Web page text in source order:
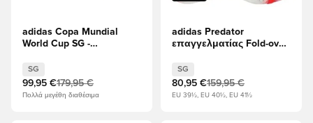
adidas Copa Mundial
World Cup SG -
μαύρο/Χρυσό Μεταλλικό
SG
99,95 €179,95 €
Πολλά μεγέθη διαθέσιμα
adidas Predator
επαγγελματίας Fold-over
- Διαυγές κόκκινο/
μαύρο/Υποδήματα
Λευκά
SG
80,95 €159,95 €
EU 39½, EU 40½, EU 41½